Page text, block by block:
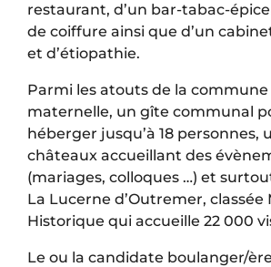
restaurant, d’un bar-tabac-
de coiffure ainsi que d’un
et d’étiopathie.
Parmi les atouts de la commune
maternelle, un gîte communal
héberger jusqu’à 18 personnes,
châteaux accueillant des
(mariages, colloques …) et
La Lucerne d’Outremer,
Historique qui accueille 22 000
Le ou la candidate boulanger/